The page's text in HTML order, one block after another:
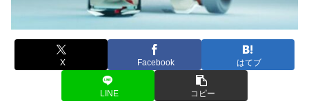
X Facebook はてブ
LINE コピー